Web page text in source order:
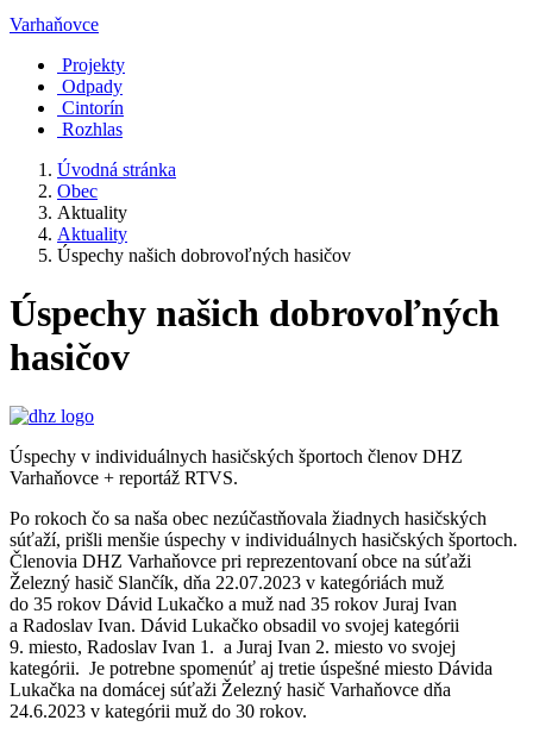
Varhaňovce
Projekty
Odpady
Cintorín
Rozhlas
Úvodná stránka
Obec
Aktuality
Aktuality
Úspechy našich dobrovoľných hasičov
Úspechy našich dobrovoľných
hasičov
Úspechy v individuálnych hasičských športoch členov DHZ
Varhaňovce + reportáž RTVS.
Po rokoch čo sa naša obec nezúčastňovala žiadnych hasičských
súťaží, prišli menšie úspechy v individuálnych hasičských športoch.
Členovia DHZ Varhaňovce pri reprezentovaní obce na súťaži
Železný hasič Slančík, dňa 22.07.2023 v kategóriách muž
do 35 rokov Dávid Lukačko a muž nad 35 rokov Juraj Ivan
a Radoslav Ivan. Dávid Lukačko obsadil vo svojej kategórii
9. miesto, Radoslav Ivan 1. a Juraj Ivan 2. miesto vo svojej
kategórii. Je potrebne spomenúť aj tretie úspešné miesto Dávida
Lukačka na domácej súťaži Železný hasič Varhaňovce dňa
24.6.2023 v kategórii muž do 30 rokov.